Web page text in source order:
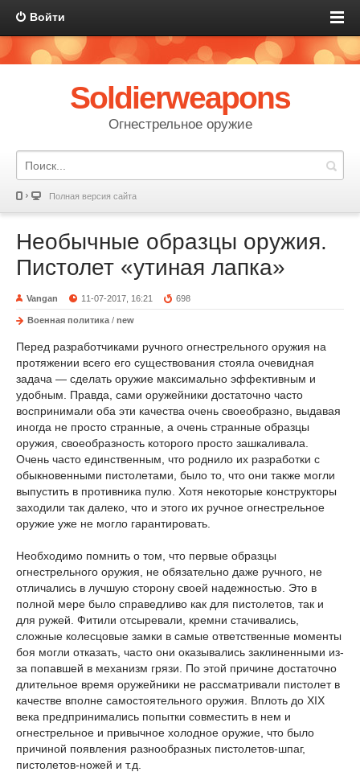
Войти
Soldierweapons
Огнестрельное оружие
Полная версия сайта
Необычные образцы оружия.
Пистолет «утиная лапка»
Vangan 11-07-2017, 16:21 698
Военная политика / new
Перед разработчиками ручного огнестрельного оружия на
протяжении всего его существования стояла очевидная
задача — сделать оружие максимально эффективным и
удобным. Правда, сами оружейники достаточно часто
воспринимали оба эти качества очень своеобразно, выдавая
иногда не просто странные, а очень странные образцы
оружия, своеобразность которого просто зашкаливала.
Очень часто единственным, что роднило их разработки с
обыкновенными пистолетами, было то, что они также могли
выпустить в противника пулю. Хотя некоторые конструкторы
заходили так далеко, что и этого их ручное огнестрельное
оружие уже не могло гарантировать.
Необходимо помнить о том, что первые образцы
огнестрельного оружия, не обязательно даже ручного, не
отличались в лучшую сторону своей надежностью. Это в
полной мере было справедливо как для пистолетов, так и
для ружей. Фитили отсыревали, кремни стачивались,
сложные колесцовые замки в самые ответственные моменты
боя могли отказать, часто они оказывались заклиненными из-
за попавшей в механизм грязи. По этой причине достаточно
длительное время оружейники не рассматривали пистолет в
качестве вполне самостоятельного оружия. Вплоть до XIX
века предпринимались попытки совместить в нем и
огнестрельное и привычное холодное оружие, что было
причиной появления разнообразных пистолетов-шпаг,
пистолетов-ножей и т.д.